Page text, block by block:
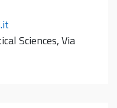
Sciences, Via